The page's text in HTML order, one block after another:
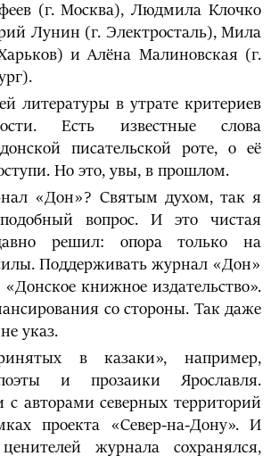
(г. Москва), Людмила Клочко
Лунин (г. Электросталь), Мила
и Алёна Малиновская (г.
литературы в утрате критериев
Есть известные слова
писательской роте, о её
Но это, увы, в прошлом.
«Дон»? Святым духом, так я
вопрос. И это чистая
решил: опора только на
Поддерживать журнал «Дон»
«Донское книжное издательство».
со стороны. Так даже
указ.
в казаки», например,
и прозаики Ярославля.
с авторами северных территорий
проекта «Север-на-Дону». И
журнала сохранялся,